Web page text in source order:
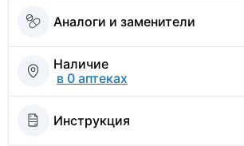
Аналоги и заменители
Наличие
в 0 аптеках
Инструкция